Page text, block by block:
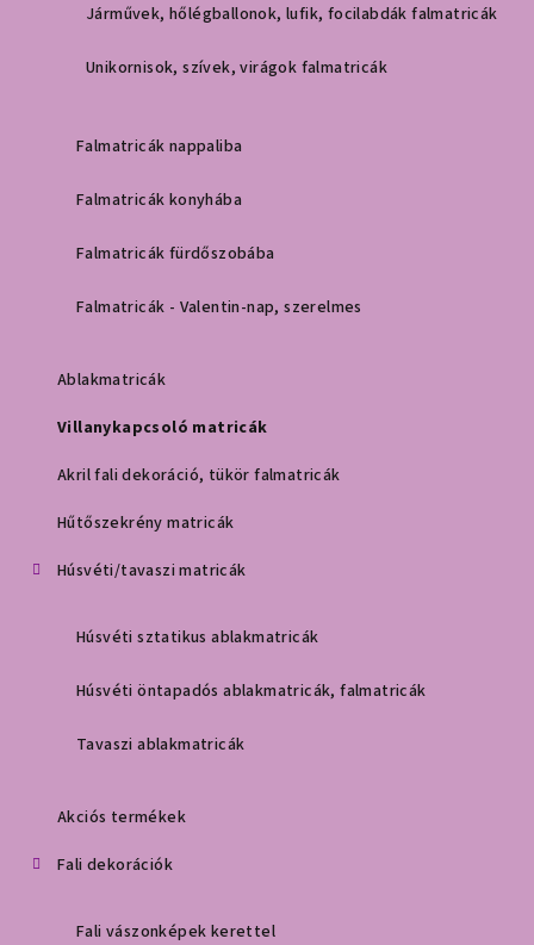
Járművek, hőlégballonok, lufik, focilabdák falmatricák
Unikornisok, szívek, virágok falmatricák
Falmatricák nappaliba
Falmatricák konyhába
Falmatricák fürdőszobába
Falmatricák - Valentin-nap, szerelmes
Ablakmatricák
Villanykapcsoló matricák
Akril fali dekoráció, tükör falmatricák
Hűtőszekrény matricák
Húsvéti/tavaszi matricák
Húsvéti sztatikus ablakmatricák
Húsvéti öntapadós ablakmatricák, falmatricák
Tavaszi ablakmatricák
Akciós termékek
Fali dekorációk
Fali vászonképek kerettel